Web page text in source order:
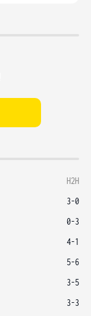
H2H
3-0
0-3
4-1
5-6
3-5
3-3